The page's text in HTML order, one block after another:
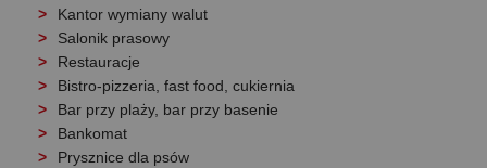
Kantor wymiany walut
Salonik prasowy
Restauracje
Bistro-pizzeria, fast food, cukiernia
Bar przy plaży, bar przy basenie
Bankomat
Prysznice dla psów